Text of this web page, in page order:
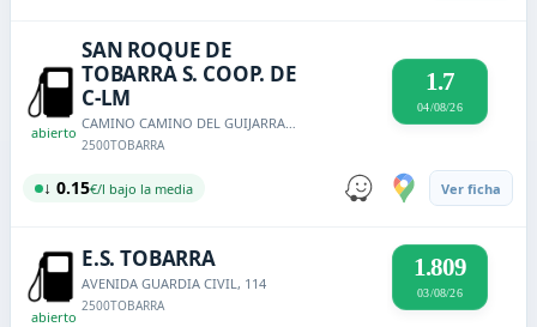
abierto
SAN ROQUE DE
TOBARRA S. COOP. DE
C-LM
CAMINO CAMINO DEL GUIJARRAL, 0
2500TOBARRA
1.7
04/08/26
↓ 0.15€/l bajo la media Ver ficha
abierto
E.S. TOBARRA
AVENIDA GUARDIA CIVIL, 114
2500TOBARRA
1.809
03/08/26